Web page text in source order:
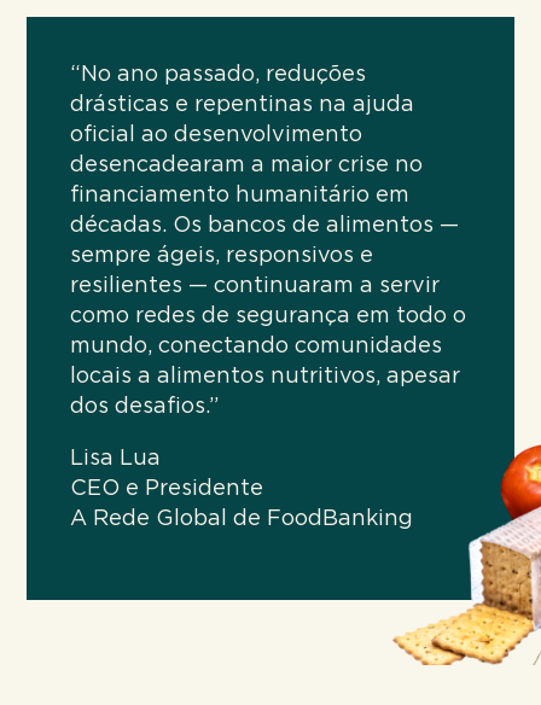
“No ano passado, reduções
drásticas e repentinas na ajuda
oficial ao desenvolvimento
desencadearam a maior crise no
financiamento humanitário em
décadas. Os bancos de alimentos —
sempre ágeis, responsivos e
resilientes — continuaram a servir
como redes de segurança em todo o
mundo, conectando comunidades
locais a alimentos nutritivos, apesar
dos desafios.”
Lisa Lua
CEO e Presidente
A Rede Global de FoodBanking